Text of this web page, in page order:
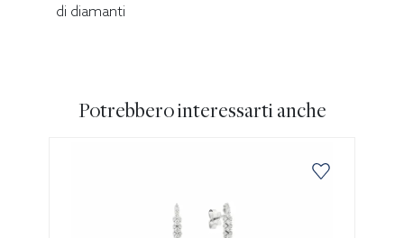
di diamanti
Potrebbero interessarti anche